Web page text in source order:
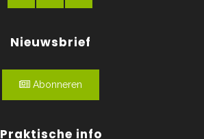
Nieuwsbrief
Abonneren
Praktische info